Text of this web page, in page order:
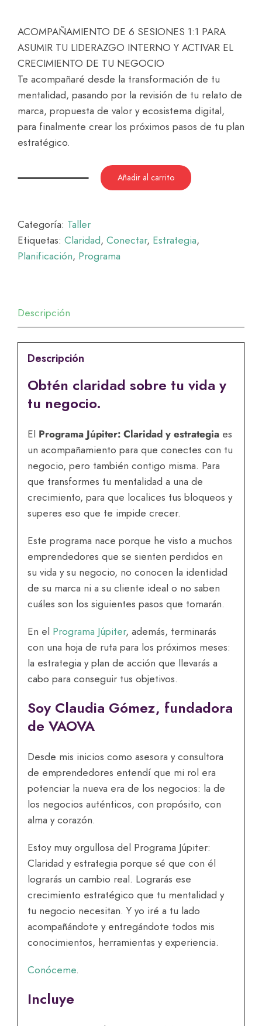
ACOMPAÑAMIENTO DE 6 SESIONES 1:1 PARA
ASUMIR TU LIDERAZGO INTERNO Y ACTIVAR EL
CRECIMIENTO DE TU NEGOCIO
Te acompañaré desde la transformación de tu
mentalidad, pasando por la revisión de tu relato de
marca, propuesta de valor y ecosistema digital,
para finalmente crear los próximos pasos de tu plan
estratégico.
y
estrategia
cantidad
Añadir al carrito
Categoría: Taller
Etiquetas: Claridad, Conectar, Estrategia,
Planificación, Programa
Descripción
Descripción
Obtén claridad sobre tu vida y
tu negocio.
El Programa Júpiter: Claridad y estrategiaes
un acompañamiento para que conectes con tu
negocio, pero también contigo misma. Para
que transformes tu mentalidad a una de
crecimiento, para que localices tus bloqueos y
superes eso que te impide crecer.
Este programa nace porque he visto a muchos
emprendedores que se sienten perdidos en
su vida y su negocio, no conocen la identidad
de su marca ni a su cliente ideal o no saben
cuáles son los siguientes pasos que tomarán.
En el Programa Júpiter, además, terminarás
con una hoja de ruta para los próximos meses:
la estrategia y plan de acción que llevarás a
cabo para conseguir tus objetivos.
Soy Claudia Gómez, fundadora
de VAOVA
Desde mis inicios como asesora y consultora
de emprendedores entendí que mi rol era
potenciar la nueva era de los negocios: la de
los negocios auténticos, con propósito, con
alma y corazón.
Estoy muy orgullosa del Programa Júpiter:
Claridad y estrategia porque sé que con él
lograrás un cambio real. Lograrás ese
crecimiento estratégico que tu mentalidad y
tu negocio necesitan. Y yo iré a tu lado
acompañándote y entregándote todos mis
conocimientos, herramientas y experiencia.
Conóceme.
Incluye